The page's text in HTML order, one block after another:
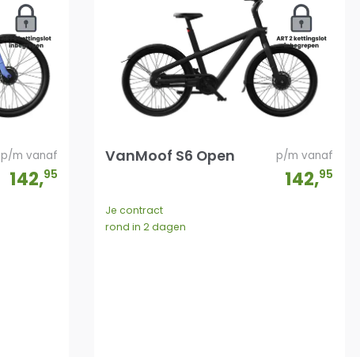
p/m vanaf
142,95
VanMoof S6 Open p/m vanaf
142,95
Je contract
rond in 2 dagen